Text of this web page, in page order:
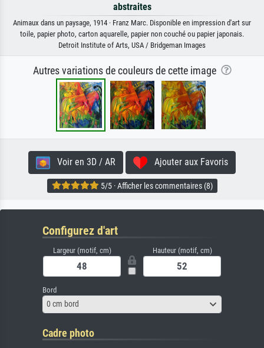
abstraites
Animaux dans un paysage, 1914 · Franz Marc. Disponible en impression d'art sur
toile, papier photo, carton aquarelle, papier non couché ou papier japonais.
Detroit Institute of Arts, USA / Bridgeman Images
Autres variations de couleurs de cette image
Voir en 3D / AR Ajouter aux Favoris
5/5 · Afficher les commentaires (8)
Configurez d'art
Largeur (motif, cm) Hauteur (motif, cm)
Bord
0 cm bord
Cadre photo